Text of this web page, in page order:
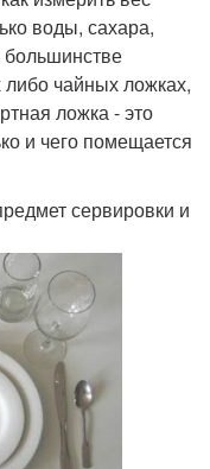
воды, сахара,
чайных ложках,
ложка - это
и чего помещается
сервировки и